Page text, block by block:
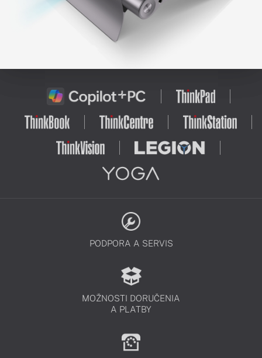
PODPORA A SERVIS
MOŽNOSTI DORUČENIA
A PLATBY